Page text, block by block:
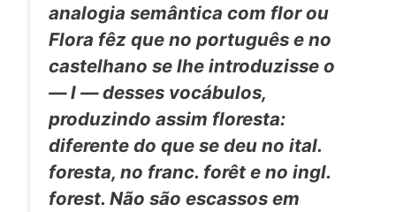
analogia semântica com florou
Flora fêz que no português e no
castelhano se lhe introduzisse o
—l —desses vocábulos,
produzindo assim floresta:
diferente do que se deu no ital.
foresta, no franc. forêt e no ingl.
forest. Não são escassos em